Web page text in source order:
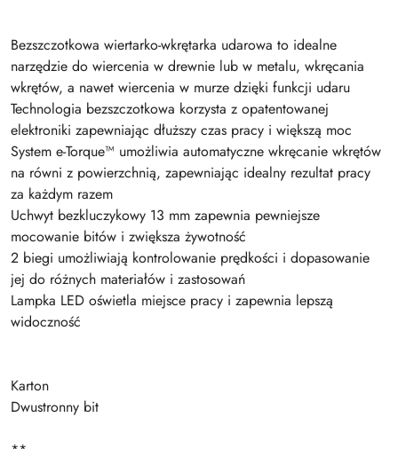
Bezszczotkowa wiertarko-wkrętarka udarowa to idealne
narzędzie do wiercenia w drewnie lub w metalu, wkręcania
wkrętów, a nawet wiercenia w murze dzięki funkcji udaru
Technologia bezszczotkowa korzysta z opatentowanej
elektroniki zapewniając dłuższy czas pracy i większą moc
System e-Torque™ umożliwia automatyczne wkręcanie wkrętów
na równi z powierzchnią, zapewniając idealny rezultat pracy
za każdym razem
Uchwyt bezkluczykowy 13 mm zapewnia pewniejsze
mocowanie bitów i zwiększa żywotność
2 biegi umożliwiają kontrolowanie prędkości i dopasowanie
jej do różnych materiałów i zastosowań
Lampka LED oświetla miejsce pracy i zapewnia lepszą
widoczność
Karton
Dwustronny bit